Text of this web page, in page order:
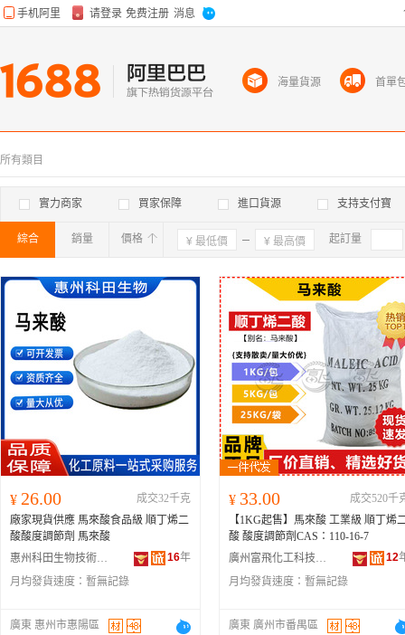
所有類目
實力商家 買家保障 進口貨源 支持支付寶
綜合 銷量 價格 確定 起訂量
¥ 26.00
成交32千克
廠家現貨供應 馬來酸食品級 順丁烯二
酸酸度調節劑 馬來酸
惠州科田生物技術有限公司
16年
月均發貨速度： 暫無記錄
廣東 惠州市惠陽區
¥ 33.00
成交520千
【1KG起售】馬來酸 工業級 順丁烯
酸 酸度調節劑CAS：110-16-7
廣州富飛化工科技有限公司
12
月均發貨速度： 暫無記錄
廣東 廣州市番禺區
海量貨源 首單